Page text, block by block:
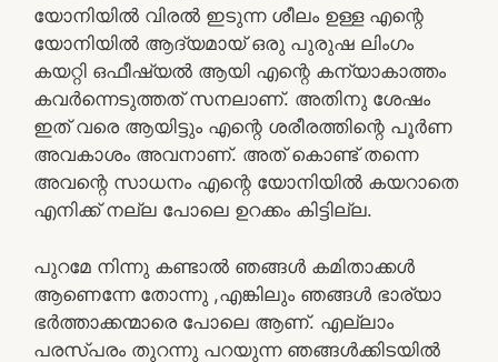
യോനിയില്‍ വിരല്‍ ഇടുന്ന ശീലം ഉള്ള എന്റെ
യോനിയില്‍ ആദ്യമായ് ഒരു പുരുഷ ലിംഗം
കയറ്റി ഒഫീഷ്യല്‍ ആയി എന്റെ കന്യാകാത്തം
കവര്‍ന്നെടുത്തത് സനലാണ്. അതിനു ശേഷം
ഇത് വരെ ആയിട്ടും എന്റെ ശരീരത്തിന്റെ പൂര്‍ണ
അവകാശം അവനാണ്. അത് കൊണ്ട് തന്നെ
അവന്റെ സാധനം എന്റെ യോനിയില്‍ കയറാതെ
എനിക്ക് നല്ല പോലെ ഉറക്കം കിട്ടില്ല.
പുറമേ നിന്നു കണ്ടാല്‍ ഞങ്ങള്‍ കമിതാക്കള്‍
ആണെന്നേ തോന്നു ,എങ്കിലും ഞങ്ങള്‍ ഭാര്യാ
ഭര്‍ത്താക്കന്മാരെ പോലെ ആണ്. എല്ലാം
പരസ്പരം തുറന്നു പറയുന്ന ഞങ്ങള്‍ക്കിടയില്‍